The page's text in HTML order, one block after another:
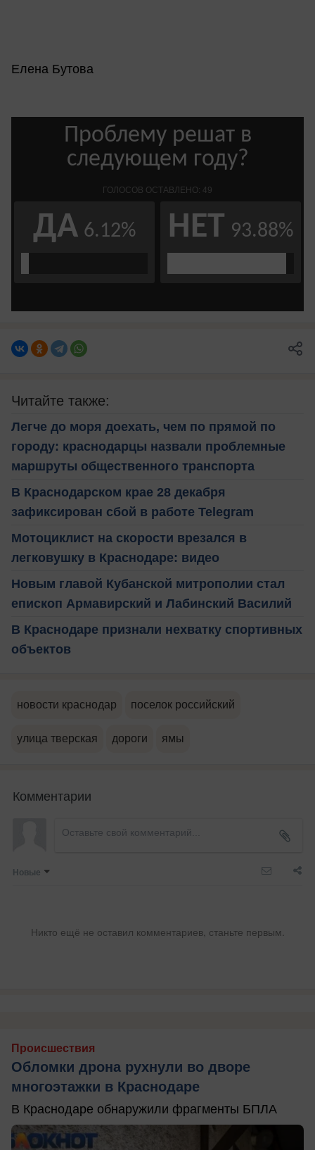
Елена Бутова
Читайте также:
Легче до моря доехать, чем по прямой по
городу: краснодарцы назвали проблемные
маршруты общественного транспорта
В Краснодарском крае 28 декабря
зафиксирован сбой в работе Telegram
Мотоциклист на скорости врезался в
легковушку в Краснодаре: видео
Новым главой Кубанской митрополии стал
епископ Армавирский и Лабинский Василий
В Краснодаре признали нехватку спортивных
объектов
новости краснодар поселок российский
улица тверская дороги ямы
Комментарии
Новые
Никто ещё не оставил комментариев, станьте первым.
Происшествия
Обломки дрона рухнули во дворе
многоэтажки в Краснодаре
В Краснодаре обнаружили фрагменты БПЛА